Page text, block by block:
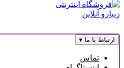
ارتباط با ما ▾
تماس